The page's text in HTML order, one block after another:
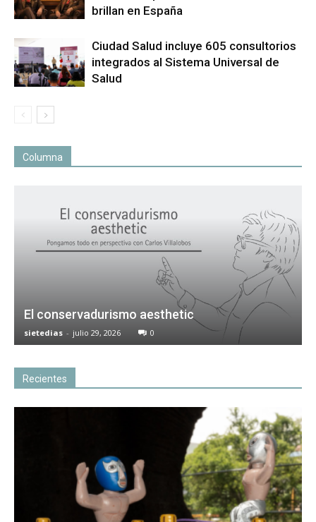
brillan en España
Ciudad Salud incluye 605 consultorios
integrados al Sistema Universal de
Salud
Columna
El conservadurismo aesthetic
sietedias - julio 29, 2026 0
Recientes